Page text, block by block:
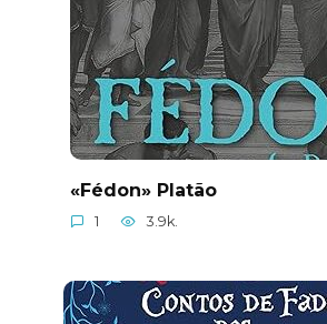
«Fédon» Platão
1 3.9k.